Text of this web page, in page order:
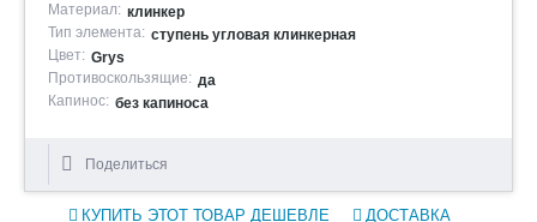
Материал: клинкер
Тип элемента: ступень угловая клинкерная
Цвет: Grys
Противоскользящие: да
Капинос: без капиноса
Поделиться
КУПИТЬ ЭТОТ ТОВАР ДЕШЕВЛЕ
ДОСТАВКА